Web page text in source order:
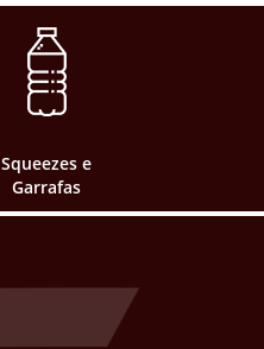
Squeezes e
Garrafas